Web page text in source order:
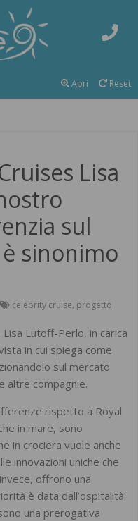
Reset
Apri
Lisa
sul
sinonimo
celebrity cruise, progetto
Lisa Lutoff-Perlo, in carica
in cui spiega come
sul mercato
altre compagnie.
rispetto a Royal
in mare, sono
in crociera vuole anche
innovazioni uniche che
offrono una
è data dall’ospitalità:
una prerogativa